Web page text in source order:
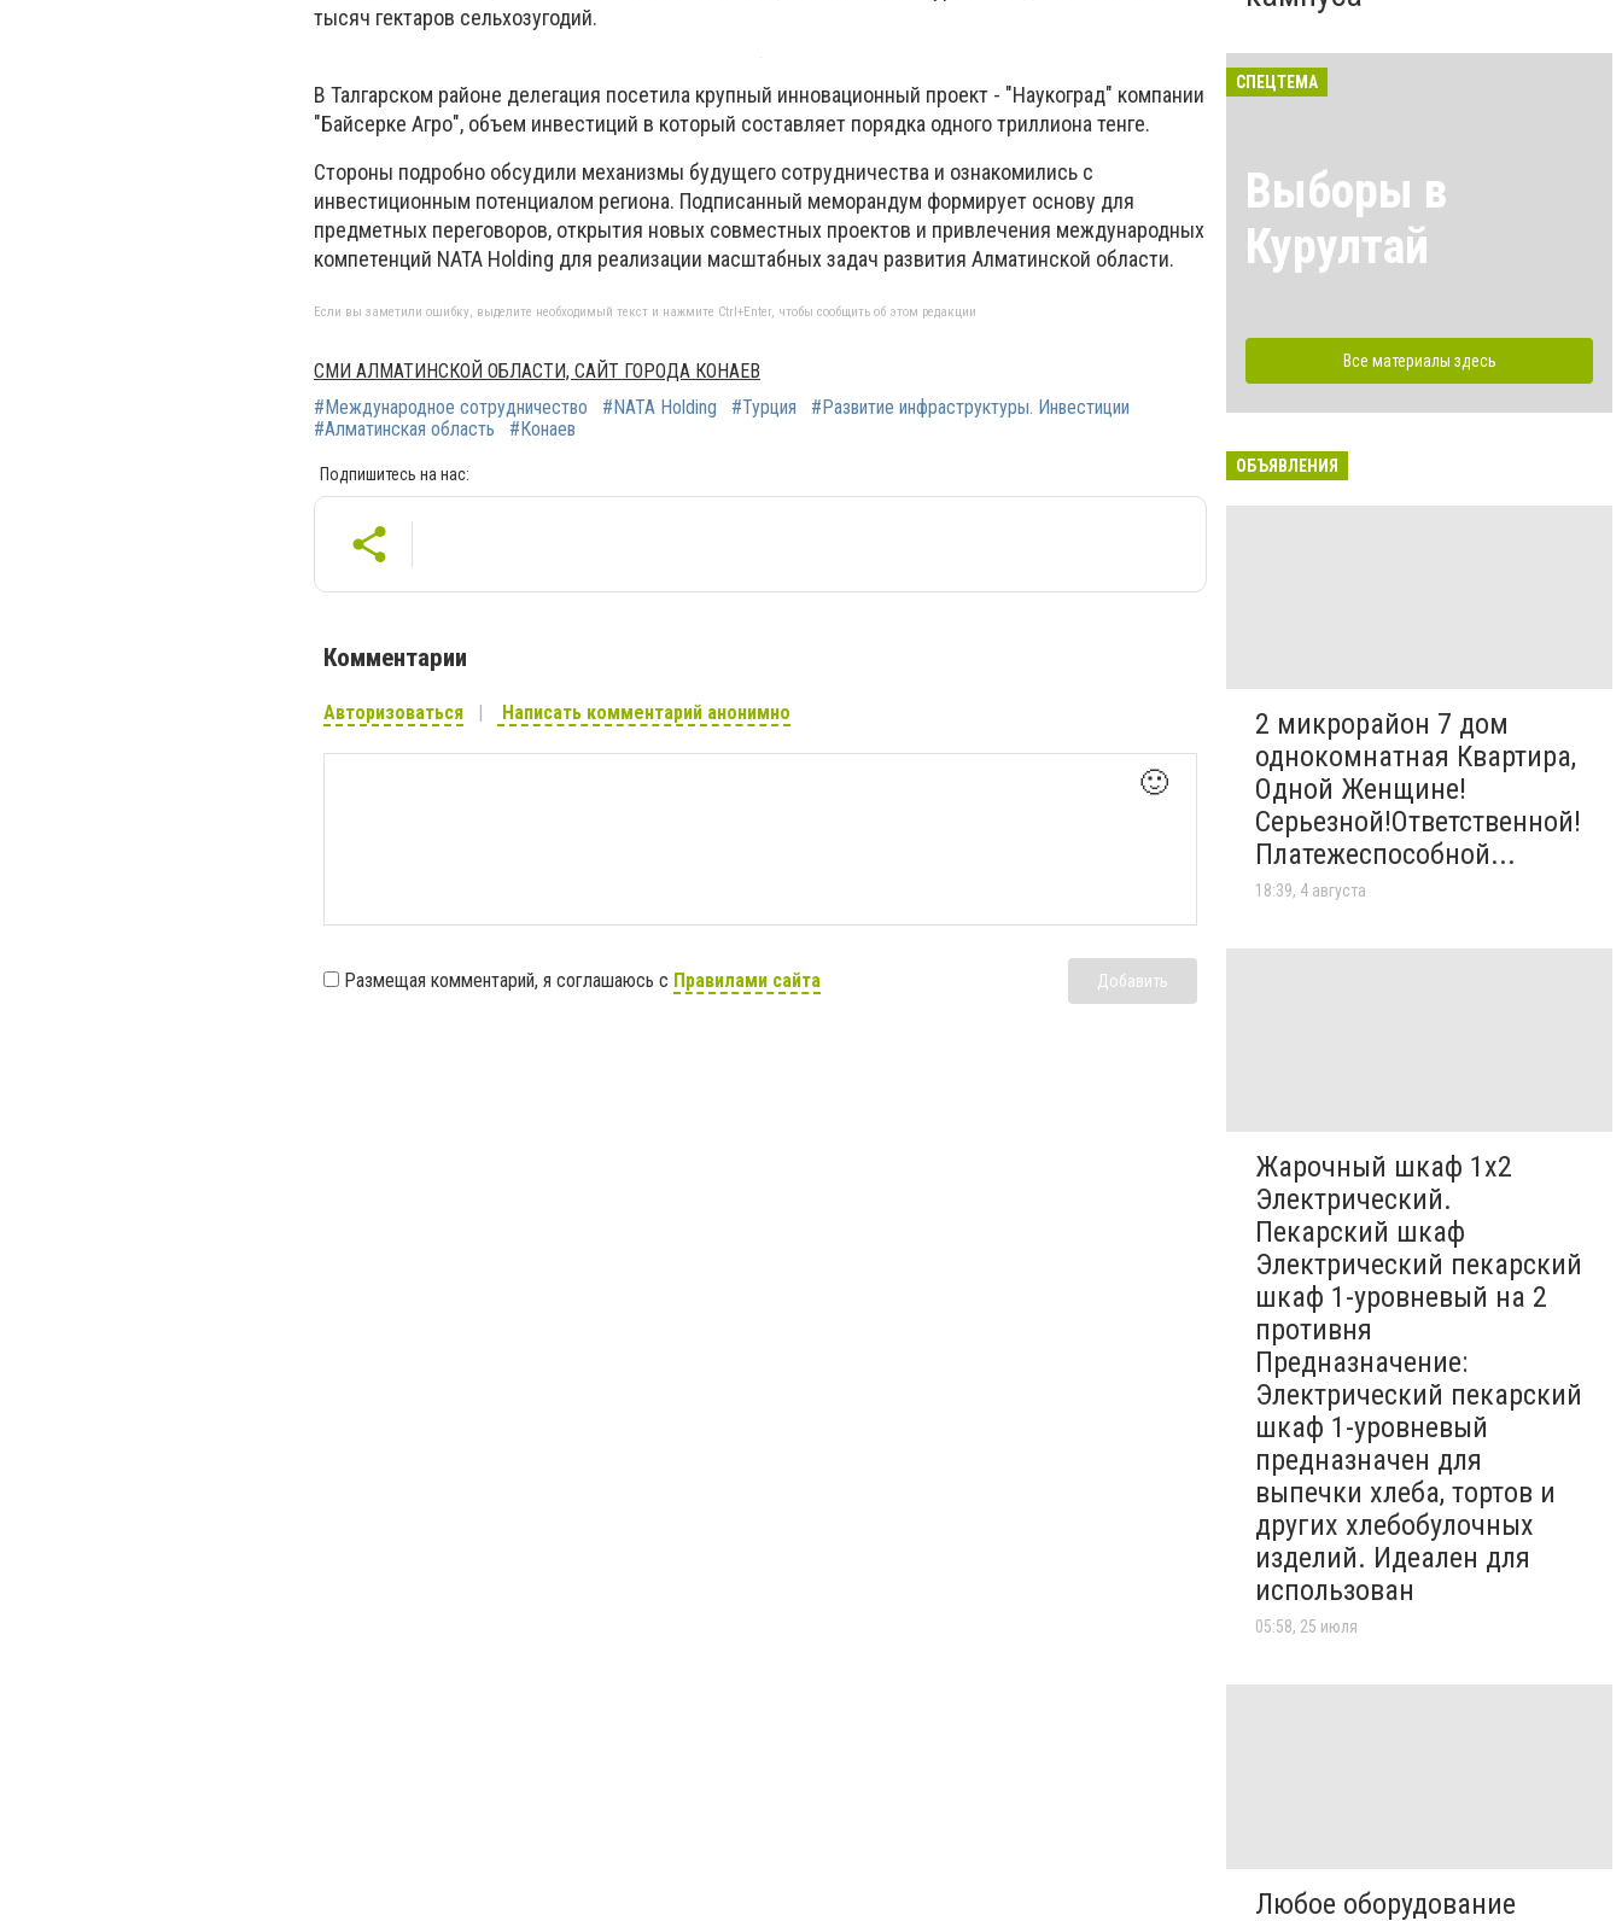
тысяч гектаров сельхозугодий.
В Талгарском районе делегация посетила крупный инновационный проект - "Наукоград" компании
"Байсерке Агро", объем инвестиций в который составляет порядка одного триллиона тенге.
Стороны подробно обсудили механизмы будущего сотрудничества и ознакомились с
инвестиционным потенциалом региона. Подписанный меморандум формирует основу для
предметных переговоров, открытия новых совместных проектов и привлечения международных
компетенций NATA Holding для реализации масштабных задач развития Алматинской области.
Если вы заметили ошибку, выделите необходимый текст и нажмите Ctrl+Enter, чтобы сообщить об этом редакции
СМИ АЛМАТИНСКОЙ ОБЛАСТИ, САЙТ ГОРОДА КОНАЕВ
#Международное сотрудничество
#NATA Holding #Турция
#Развитие инфраструктуры. Инвестиции
#Алматинская область
#Конаев
Подпишитесь на нас:
Комментарии
Авторизоваться Написать комментарий анонимно
🙂
Размещая комментарий, я соглашаюсь с Правилами сайта Добавить
СПЕЦТЕМА
Выборы в
Курултай
Все материалы здесь
ОБЪЯВЛЕНИЯ
2 микрорайон 7 дом
однокомнатная Квартира,
Одной Женщине!
Серьезной!Ответственной!
Платежеспособной...
18:39, 4 августа
Жарочный шкаф 1х2
Электрический.
Пекарский шкаф
Электрический пекарский
шкаф 1-уровневый на 2
противня
Предназначение:
Электрический пекарский
шкаф 1-уровневый
предназначен для
выпечки хлеба, тортов и
других хлебобулочных
изделий. Идеален для
использован
05:58, 25 июля
Любое оборудование